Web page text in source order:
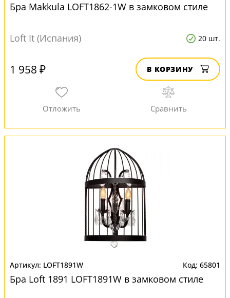
Бра Makkula LOFT1862-1W в замковом стиле
Loft It (Испания) 20 шт.
1 958 ₽ В КОРЗИНУ
LOFT1891W 65801
Бра Loft 1891 LOFT1891W в замковом стиле